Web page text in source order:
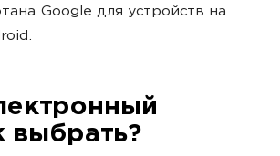
Google для устройств на
выбрать?